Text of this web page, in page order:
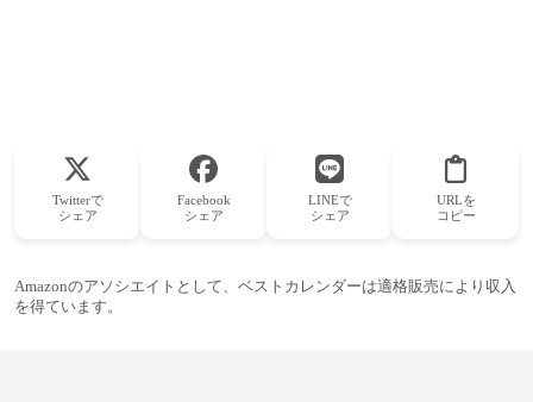
Twitterで
シェア
Facebook
シェア
LINEで
シェア
URLを
コピー
Amazonのアソシエイトとして、ベストカレンダーは適格販売により収入
を得ています。